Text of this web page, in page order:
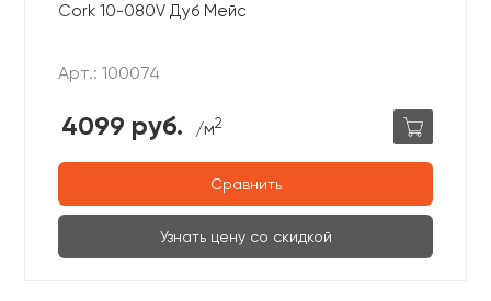
Cork 10-080V Дуб Мейс
Арт.: 100074
4099 руб. /м2
Сравнить
Узнать цену со скидкой